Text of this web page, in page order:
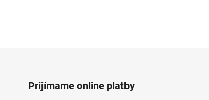
Prijímame online platby